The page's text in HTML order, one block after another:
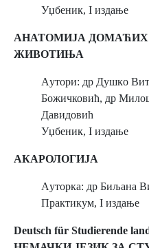
Уџбеник, I издање
АНАТОМИЈА ДОМАЋИХ
ЖИВОТИЊА
Aутори: др Душкo
Божичковић, др
Давидовић
Уџбеник, I издање
АКАРОЛОГИЈА
Aуторка: др Биљана
Практикум, I издање
Deutsch für Studierende